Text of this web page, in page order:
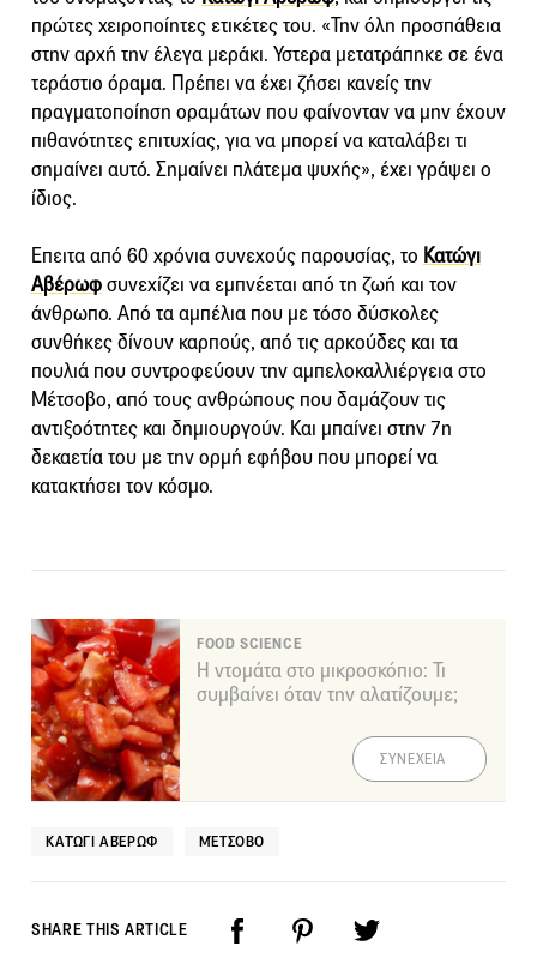
πρώτες χειροποίητες ετικέτες του. «Την όλη προσπάθεια
στην αρχή την έλεγα μεράκι. Υστερα μετατράπηκε σε ένα
τεράστιο όραμα. Πρέπει να έχει ζήσει κανείς την
πραγματοποίηση οραμάτων που φαίνονταν να μην έχουν
πιθανότητες επιτυχίας, για να μπορεί να καταλάβει τι
σημαίνει αυτό. Σημαίνει πλάτεμα ψυχής», έχει γράψει ο
ίδιος.
Επειτα από 60 χρόνια συνεχούς παρουσίας, το Κατώγι
Αβέρωφσυνεχίζει να εμπνέεται από τη ζωή και τον
άνθρωπο. Από τα αμπέλια που με τόσο δύσκολες
συνθήκες δίνουν καρπούς, από τις αρκούδες και τα
πουλιά που συντροφεύουν την αμπελοκαλλιέργεια στο
Μέτσοβο, από τους ανθρώπους που δαμάζουν τις
αντιξοότητες και δημιουργούν. Και μπαίνει στην 7η
δεκαετία του με την ορμή εφήβου που μπορεί να
κατακτήσει τον κόσμο.
FOOD SCIENCE
Η ντομάτα στο μικροσκόπιο: Τι
συμβαίνει όταν την αλατίζουμε;
ΣΥΝΕΧΕΙΑ
ΚΑΤΏΓΙ ΑΒΈΡΩΦ ΜΈΤΣΟΒΟ
SHARE THIS ARTICLE